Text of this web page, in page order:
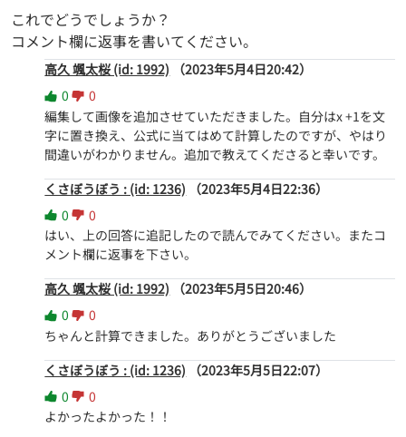
これでどうでしょうか？
コメント欄に返事を書いてください。
高久 颯太桜 (id: 1992)
（2023年5月4日20:42）
0
0
編集して画像を追加させていただきました。自分はx +1を文
字に置き換え、公式に当てはめて計算したのですが、やはり
間違いがわかりません。追加で教えてくださると幸いです。
くさぼうぼう : (id: 1236)
（2023年5月4日22:36）
0
0
はい、上の回答に追記したので読んでみてください。またコ
メント欄に返事を下さい。
高久 颯太桜 (id: 1992)
（2023年5月5日20:46）
0
0
ちゃんと計算できました。ありがとうございました
くさぼうぼう : (id: 1236)
（2023年5月5日22:07）
0
0
よかったよかった！！